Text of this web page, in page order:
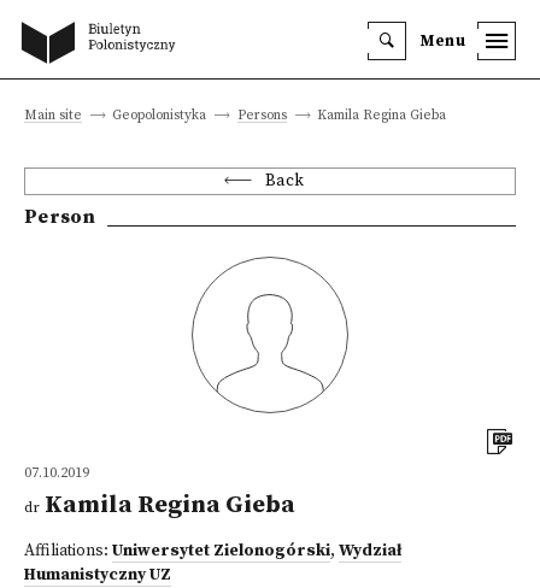
Menu
Main site Geopolonistyka Persons Kamila Regina Gieba
Back
Person
07.10.2019
dr Kamila Regina Gieba
Affiliations: Uniwersytet Zielonogórski, Wydział
Humanistyczny UZ